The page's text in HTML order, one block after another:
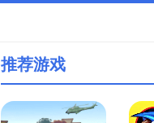
推荐游戏